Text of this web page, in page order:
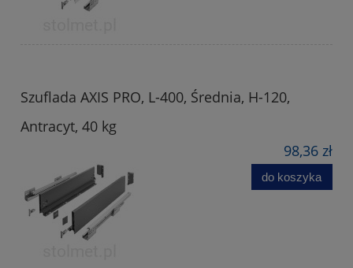
Szuflada AXIS PRO, L-400, Średnia, H-120,
Antracyt, 40 kg
98,36 zł
do koszyka